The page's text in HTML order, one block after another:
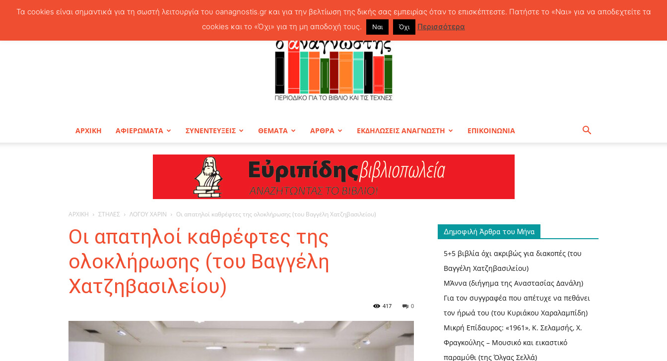
Παρασκευή, 7 Αυγούστου, 2026
Ο
ΑΡΧΙΚΗ ΑΦΙΕΡΩΜΑΤΑ ΣΥΝΕΝΤΕΥΞΕΙΣ ΘΕΜΑΤΑ ΑΡΘΡΑ ΕΚΔΗΛΩΣΕΙΣ ΑΝΑΓΝΩΣΤΗ ΕΠΙΚΟΙΝΩΝΙΑ
ΑΡΧΙΚΗ ΣΤΗΛΕΣ ΛΟΓΟΥ ΧΑΡΙΝ Οι απατηλοί καθρέφτες της ολοκλήρωσης (του Βαγγέλη Χατζηβασιλείου)
Οι απατηλοί καθρέφτες της
ολοκλήρωσης (του Βαγγέλη
Χατζηβασιλείου)
0
417
Δημοφιλή Άρθρα του Μήνα
5+5 βιβλία όχι ακριβώς για διακοπές (του
Βαγγέλη Χατζηβασιλείου)
ΜΆννα (διήγημα της Αναστασίας Δανάλη)
Για τον συγγραφέα που απέτυχε να πεθάνει
τον ήρωά του (του Κυριάκου Χαραλαμπίδη)
Μικρή Επίδαυρος: «1961», Κ. Σελαμσής, Χ.
Φραγκούλης – Μουσικό και εικαστικό
παραμύθι (της Όλγας Σελλά)
Τα cookies είναι σημαντικά για τη σωστή λειτουργία του oanagnostis.gr και για την βελτίωση της δικής σας εμπειρίας όταν το επισκέπτεστε. Πατήστε το «Ναι» για να αποδεχτείτε τα
cookies και το «Όχι» για τη μη αποδοχή τους.
Ναι Όχι Περισσότερα